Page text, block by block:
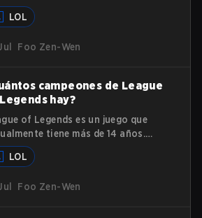
¿cuántos campeones de
of Legends hay? A lo largo de
videojuegos en las
LOL
Foo Zen-Wen
campeones de League
hay?
of Legends es un juego que
tiene más de 14 años.
¿cuántos campeones de
of Legends hay? A lo largo de
videojuegos en las
LOL
Foo Zen-Wen